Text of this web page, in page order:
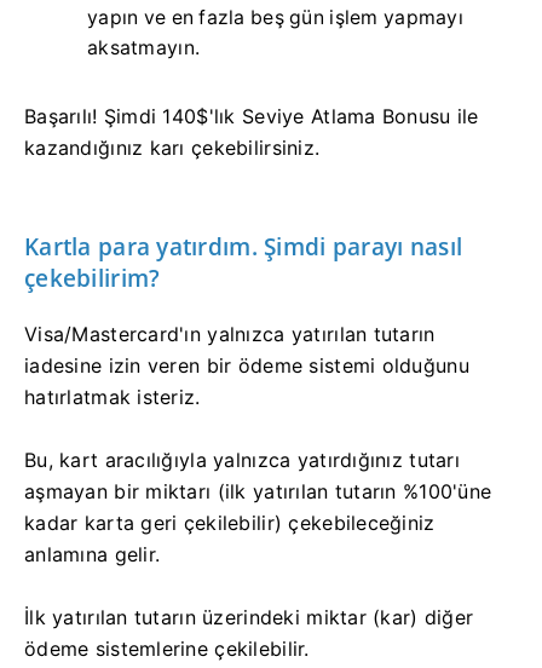
yapın ve en fazla beş gün işlem yapmayı
aksatmayın.
Başarılı! Şimdi 140$'lık Seviye Atlama Bonusu ile
kazandığınız karı çekebilirsiniz.
Kartla para yatırdım. Şimdi parayı nasıl
çekebilirim?
Visa/Mastercard'ın yalnızca yatırılan tutarın
iadesine izin veren bir ödeme sistemi olduğunu
hatırlatmak isteriz.
Bu, kart aracılığıyla yalnızca yatırdığınız tutarı
aşmayan bir miktarı (ilk yatırılan tutarın %100'üne
kadar karta geri çekilebilir) çekebileceğiniz
anlamına gelir.
İlk yatırılan tutarın üzerindeki miktar (kar) diğer
ödeme sistemlerine çekilebilir.